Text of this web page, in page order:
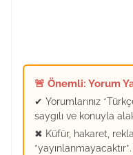
🚨 Önemli: Yorum
✔ Yorumlarınız
saygılı ve konuyla
✖ Küfür, hakaret,